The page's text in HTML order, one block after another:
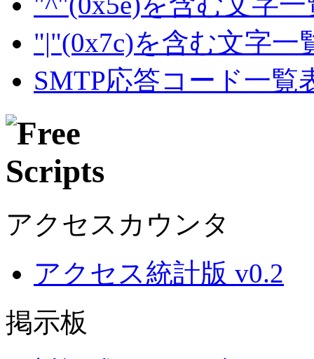
"|"(0x7c)を含む文字一
SMTP応答コード一覧
アクセスカウンタ
アクセス統計版 v0.2
掲示板